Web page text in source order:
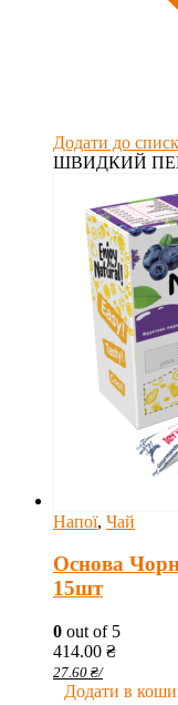
Додати до
ШВИДКИЙ
Напої, Чай
Основа
15шт
0 out of 5
414.00 ₴
27.60 ₴/
Додати в